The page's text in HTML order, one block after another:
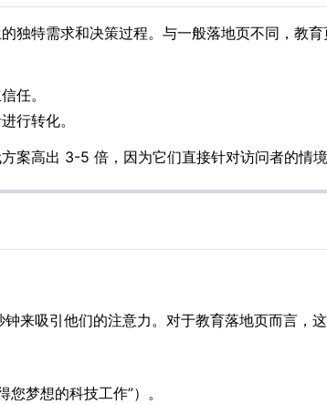
独特需求和决策过程。与一般落地页不同，教育
任。
行转化。
案高出 3-5 倍，因为它们直接针对访问者的情境
来吸引他们的注意力。对于教育落地页而言，
梦想的科技工作”）。